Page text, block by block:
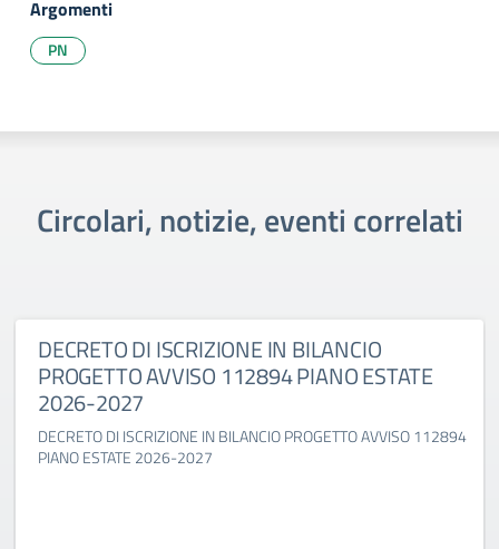
Argomenti
PN
Circolari, notizie, eventi correlati
DECRETO DI ISCRIZIONE IN BILANCIO
PROGETTO AVVISO 112894 PIANO ESTATE
2026-2027
DECRETO DI ISCRIZIONE IN BILANCIO PROGETTO AVVISO 112894
PIANO ESTATE 2026-2027